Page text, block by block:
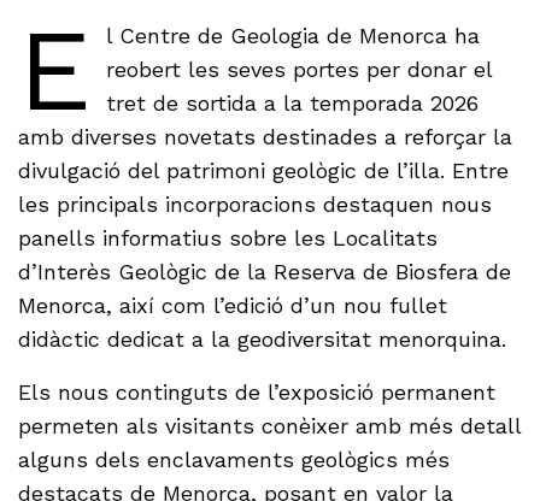
E
l Centre de Geologia de Menorca ha
reobert les seves portes per donar el
tret de sortida a la temporada 2026
amb diverses novetats destinades a reforçar la
divulgació del patrimoni geològic de l’illa. Entre
les principals incorporacions destaquen nous
panells informatius sobre les Localitats
d’Interès Geològic de la Reserva de Biosfera de
Menorca, així com l’edició d’un nou fullet
didàctic dedicat a la geodiversitat menorquina.
Els nous continguts de l’exposició permanent
permeten als visitants conèixer amb més detall
alguns dels enclavaments geològics més
destacats de Menorca, posant en valor la